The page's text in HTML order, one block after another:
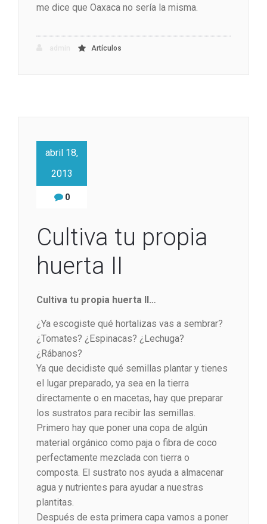
me dice que Oaxaca no sería la misma.
Artículos
abril 18,
2013
0
Cultiva tu propia
huerta II
Cultiva tu propia huerta II…
¿Ya escogiste qué hortalizas vas a sembrar?
¿Tomates? ¿Espinacas? ¿Lechuga?
¿Rábanos?
Ya que decidiste qué semillas plantar y tienes
el lugar preparado, ya sea en la tierra
directamente o en macetas, hay que preparar
los sustratos para recibir las semillas.
Primero hay que poner una copa de algún
material orgánico como paja o fibra de coco
perfectamente mezclada con tierra o
composta. El sustrato nos ayuda a almacenar
agua y nutrientes para ayudar a nuestras
plantitas.
Después de esta primera capa vamos a poner